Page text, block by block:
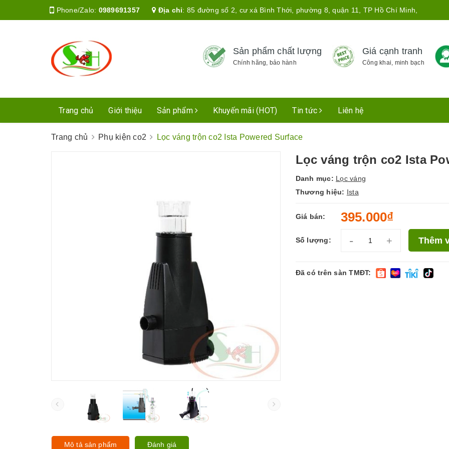
Phone/Zalo: 0989691357 Địa chỉ: 85 đường số 2, cư xá Bình Thới, phường 8, quận 11, TP Hồ Chí Minh,
Sản phẩm chất lượng
Chính hãng, bảo hành
Giá cạnh tranh
Công khai, minh bạch
Trang chủ Giới thiệu Sản phẩm Khuyến mãi (HOT) Tin tức Liên hệ
Trang chủ Phụ kiện co2 Lọc váng trộn co2 Ista Powered Surface
Lọc váng trộn co2 Ista
Danh mục: Lọc váng
Thương hiệu: Ista
Giá bán: 395.000₫
Số lượng: - + Thêm
Đã có trên sàn TMĐT:
Mô tả sản phẩm Đánh giá